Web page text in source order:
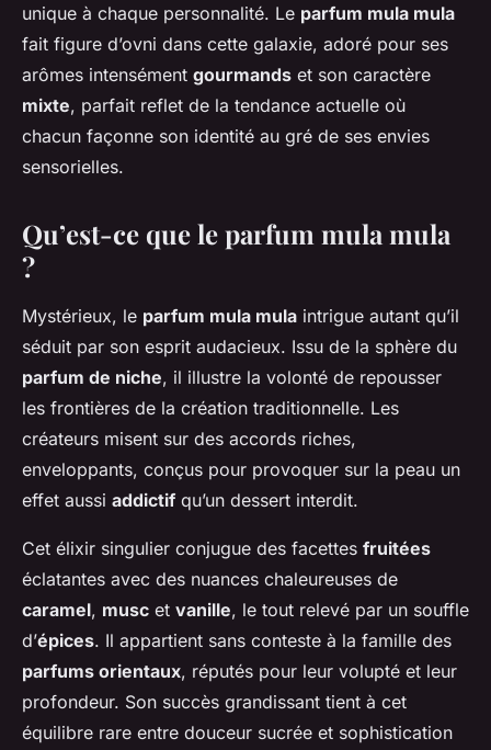
unique à chaque personnalité. Le parfum mula mula
fait figure d’ovni dans cette galaxie, adoré pour ses
arômes intensément gourmands et son caractère
mixte, parfait reflet de la tendance actuelle où
chacun façonne son identité au gré de ses envies
sensorielles.
Qu’est-ce que le parfum mula mula
?
Mystérieux, le parfum mula mula intrigue autant qu’il
séduit par son esprit audacieux. Issu de la sphère du
parfum de niche, il illustre la volonté de repousser
les frontières de la création traditionnelle. Les
créateurs misent sur des accords riches,
enveloppants, conçus pour provoquer sur la peau un
effet aussi addictif qu’un dessert interdit.
Cet élixir singulier conjugue des facettes fruitées
éclatantes avec des nuances chaleureuses de
caramel, musc et vanille, le tout relevé par un souffle
d’épices. Il appartient sans conteste à la famille des
parfums orientaux, réputés pour leur volupté et leur
profondeur. Son succès grandissant tient à cet
équilibre rare entre douceur sucrée et sophistication